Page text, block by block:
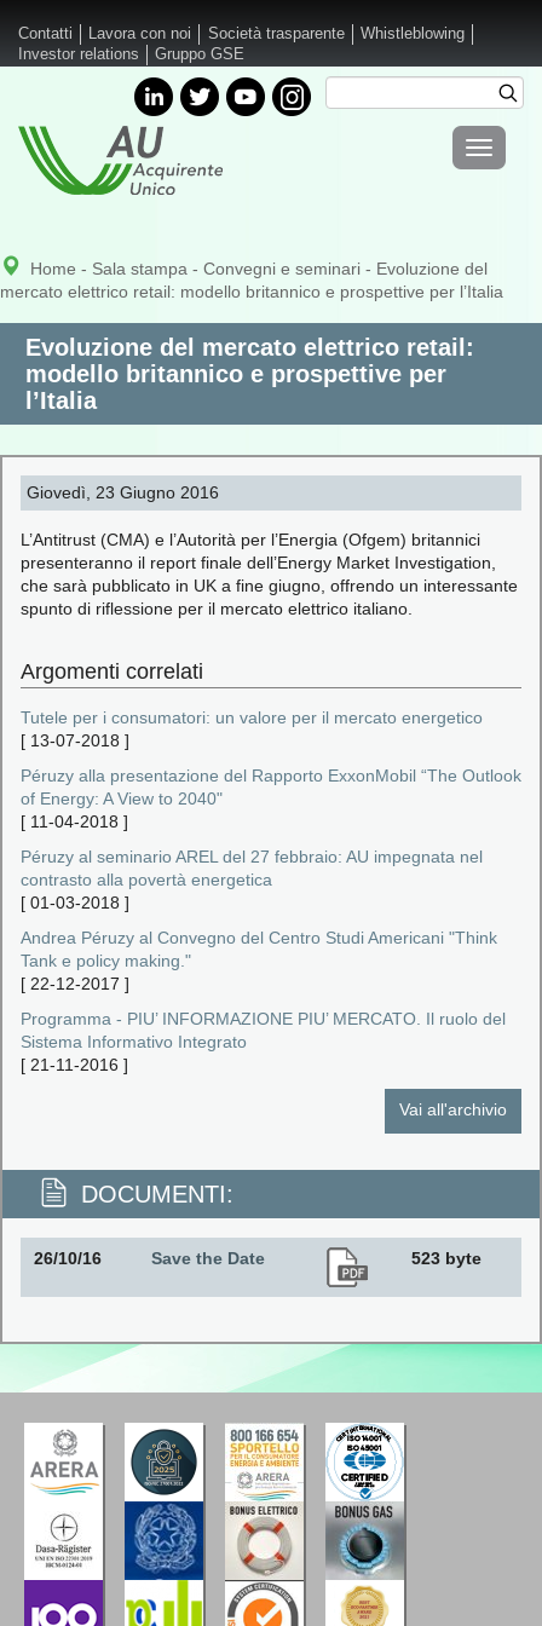
Contatti Lavora con noi Società trasparente
Whistleblowing
Investor relations
Gruppo GSE
Form di
Toggle
Home - Sala stampa - Convegni e seminari - Evoluzione del
mercato elettrico retail: modello britannico e prospettive per l’Italia
Evoluzione del mercato elettrico retail:
modello britannico e prospettive per
l’Italia
Giovedì, 23 Giugno 2016
L’Antitrust (CMA) e l’Autorità per l’Energia (Ofgem) britannici
presenteranno il report finale dell’Energy Market Investigation,
che sarà pubblicato in UK a fine giugno, offrendo un interessante
spunto di riflessione per il mercato elettrico italiano.
Argomenti correlati
Tutele per i consumatori: un valore per il mercato energetico
[ 13-07-2018 ]
Péruzy alla presentazione del Rapporto ExxonMobil “The Outlook
of Energy: A View to 2040"
[ 11-04-2018 ]
Péruzy al seminario AREL del 27 febbraio: AU impegnata nel
contrasto alla povertà energetica
[ 01-03-2018 ]
Andrea Péruzy al Convegno del Centro Studi Americani "Think
Tank e policy making."
[ 22-12-2017 ]
Programma - PIU’ INFORMAZIONE PIU’ MERCATO. Il ruolo del
Sistema Informativo Integrato
[ 21-11-2016 ]
Vai all'archivio
DOCUMENTI:
26/10/16 Save the Date 523 byte